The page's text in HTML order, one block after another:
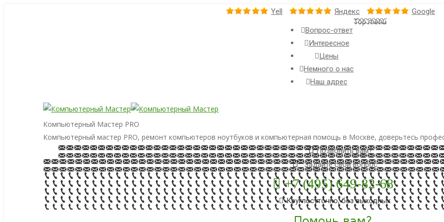
Yell Яндекс Google
Вопрос-ответ
Интересное
Цены
Немного о нас
Наш адрес
Top menu
Компьютерный Мастер PRO
Компьютерный мастер PRO, ремонт компьютеров ноутбуков и компьютерная помощь в Москве, доверьтесь
Позвонить вам?
Задайте свой вопрос
+7 (495) 649-82-68
Круглосуточно, без выходных